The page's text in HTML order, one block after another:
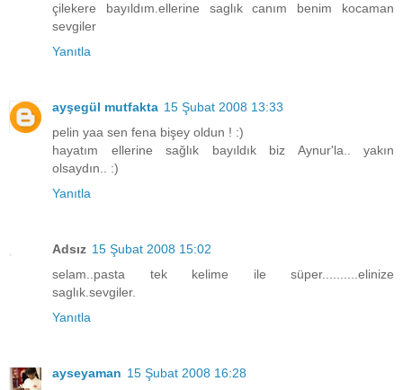
çilekere bayıldım.ellerine saglık canım benim kocaman
sevgiler
Yanıtla
ayşegül mutfakta 15 Şubat 2008 13:33
pelin yaa sen fena bişey oldun ! :)
hayatım ellerine sağlık bayıldık biz Aynur'la.. yakın
olsaydın.. :)
Yanıtla
Adsız 15 Şubat 2008 15:02
selam..pasta tek kelime ile süper..........elinize
saglık.sevgiler.
Yanıtla
ayseyaman 15 Şubat 2008 16:28